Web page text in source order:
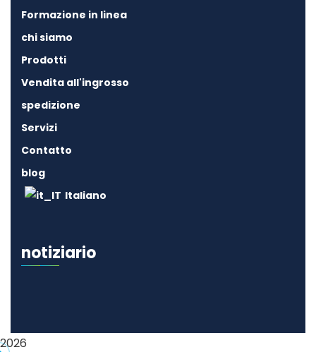
Formazione in linea
chi siamo
Prodotti
Vendita all'ingrosso
spedizione
Servizi
Contatto
blog
Italiano
notiziario
2026